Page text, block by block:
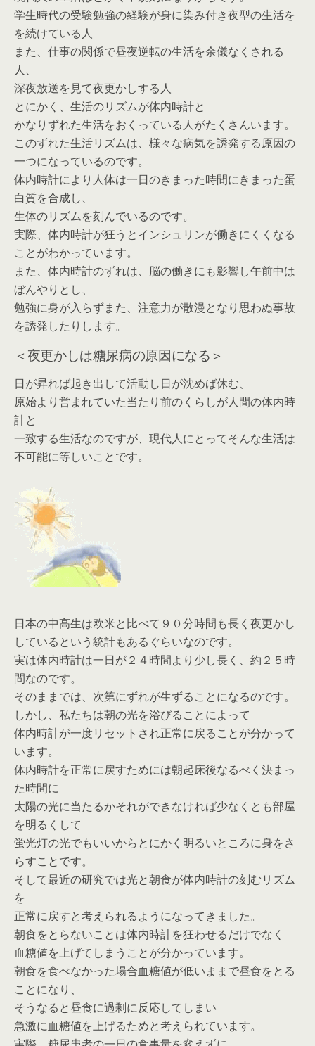
学生時代の受験勉強の経験が身に染み付き夜型の生活を
を続けている人
また、仕事の関係で昼夜逆転の生活を余儀なくされる
人、
深夜放送を見て夜更かしする人
とにかく、生活のリズムが体内時計と
かなりずれた生活をおくっている人がたくさんいます。
このずれた生活リズムは、様々な病気を誘発する原因の
一つになっているのです。
体内時計により人体は一日のきまった時間にきまった蛋
白質を合成し、
生体のリズムを刻んでいるのです。
実際、体内時計が狂うとインシュリンが働きにくくなる
ことがわかっています。
また、体内時計のずれは、脳の働きにも影響し午前中は
ぼんやりとし、
勉強に身が入らずまた、注意力が散漫となり思わぬ事故
を誘発したりします。
＜夜更かしは糖尿病の原因になる＞
日が昇れば起き出して活動し日が沈めば休む、
原始より営まれていた当たり前のくらしが人間の体内時
計と
一致する生活なのですが、現代人にとってそんな生活は
不可能に等しいことです。
日本の中高生は欧米と比べて９０分時間も長く夜更かし
しているという統計もあるぐらいなのです。
実は体内時計は一日が２４時間より少し長く、約２５時
間なのです。
そのままでは、次第にずれが生ずることになるのです。
しかし、私たちは朝の光を浴びることによって
体内時計が一度リセットされ正常に戻ることが分かって
います。
体内時計を正常に戻すためには朝起床後なるべく決まっ
た時間に
太陽の光に当たるかそれができなければ少なくとも部屋
を明るくして
蛍光灯の光でもいいからとにかく明るいところに身をさ
らすことです。
そして最近の研究では光と朝食が体内時計の刻むリズム
を
正常に戻すと考えられるようになってきました。
朝食をとらないことは体内時計を狂わせるだけでなく
血糖値を上げてしまうことが分かっています。
朝食を食べなかった場合血糖値が低いままで昼食をとる
ことになり、
そうなると昼食に過剰に反応してしまい
急激に血糖値を上げるためと考えられています。